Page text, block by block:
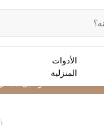
الأدوات
المنزلية